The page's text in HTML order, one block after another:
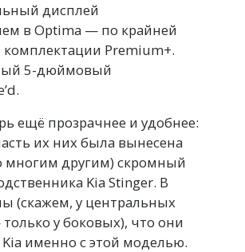
дисплей
в Optima — по крайней
Premium+.
5-дюймовый
ещё прозрачнее и удобнее:
их них была вынесена
многим другим) скромный
Kia Stinger. В
(скажем, у центральных
у боковых), что они
Kia именно с этой моделью.